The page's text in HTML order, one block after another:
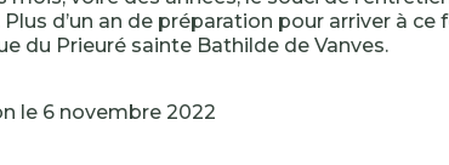
d’un an de préparation pour arriver à ce
du Prieuré sainte Bathilde de Vanves.
le 6 novembre 2022